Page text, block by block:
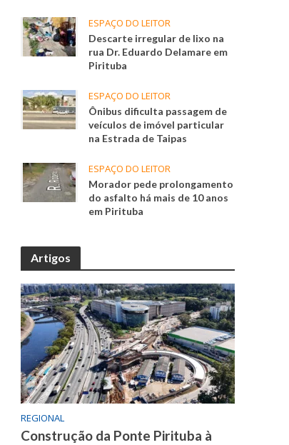
ESPAÇO DO LEITOR
Descarte irregular de lixo na
rua Dr. Eduardo Delamare em
Pirituba
ESPAÇO DO LEITOR
Ônibus dificulta passagem de
veículos de imóvel particular
na Estrada de Taipas
ESPAÇO DO LEITOR
Morador pede prolongamento
do asfalto há mais de 10 anos
em Pirituba
Artigos
REGIONAL
Construção da Ponte Pirituba à